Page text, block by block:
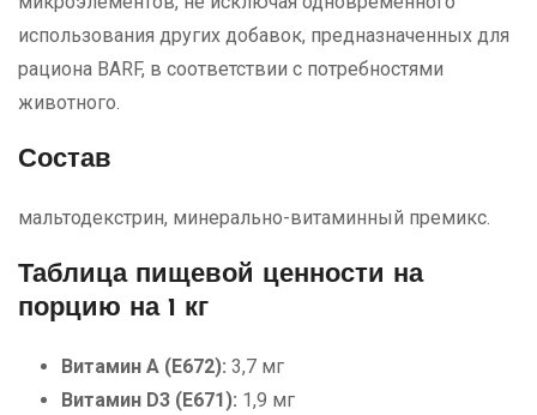
использования других добавок, предназначенных для
рациона BARF, в соответствии с потребностями
животного.
Состав
мальтодекстрин, минерально-витаминный премикс.
Таблица пищевой ценности на
порцию на 1 кг
Витамин A (E672): 3,7 мг
Витамин D3 (E671): 1,9 мг